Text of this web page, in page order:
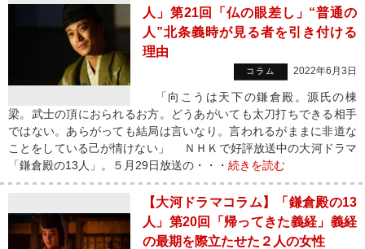
人」第21回「仏の眼差し」“普通の
人”北条義時が見る者を引き付ける
理由
コラム 2022年6月3日
「向こうは天下の鎌倉殿。源氏の棟
梁。武士の頂におられるお方。どうあがいても太刀打ちできる相手
ではない。あらがっても結局は言いなり。言われるがままに非道な
ことをしている己が情けない」 ＮＨＫで好評放送中の大河ドラマ
「鎌倉殿の13人」。５月29日放送の・・・ 続きを読む
【大河ドラマコラム】「鎌倉殿の13
人」第20回「帰ってきた義経」義経
の最期を際立たせた２人の女性